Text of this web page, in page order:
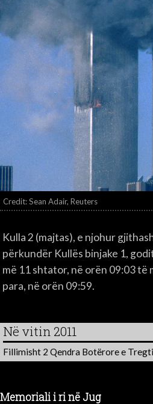
Credit: Sean Adair, Reuters
Kulla 2 (majtas), e njohur
përkundër Kullës binjake 1,
më 11 shtator, në orën 09:03 të
para, në orën 09:59.
Në vitin 2011
Fillimisht 2 Qendra Botërore e
Memoriali i ri në Jug